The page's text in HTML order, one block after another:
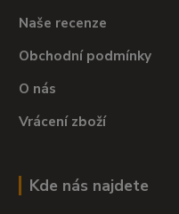
Naše recenze
Obchodní podmínky
O nás
Vrácení zboží
Kde nás najdete